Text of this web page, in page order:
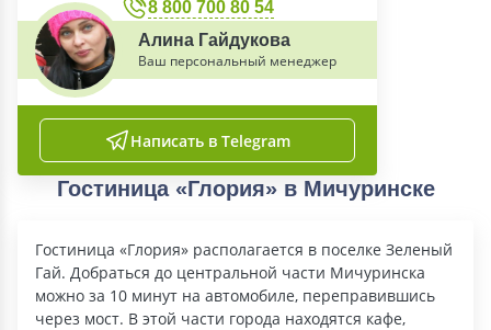
8 800 700 80 54
Алина Гайдукова
Ваш персональный менеджер
Написать в Telegram
Гостиница «Глория» в Мичуринске
Гостиница «Глория» располагается в поселке Зеленый
Гай. Добраться до центральной части Мичуринска
можно за 10 минут на автомобиле, переправившись
через мост. В этой части города находятся кафе,